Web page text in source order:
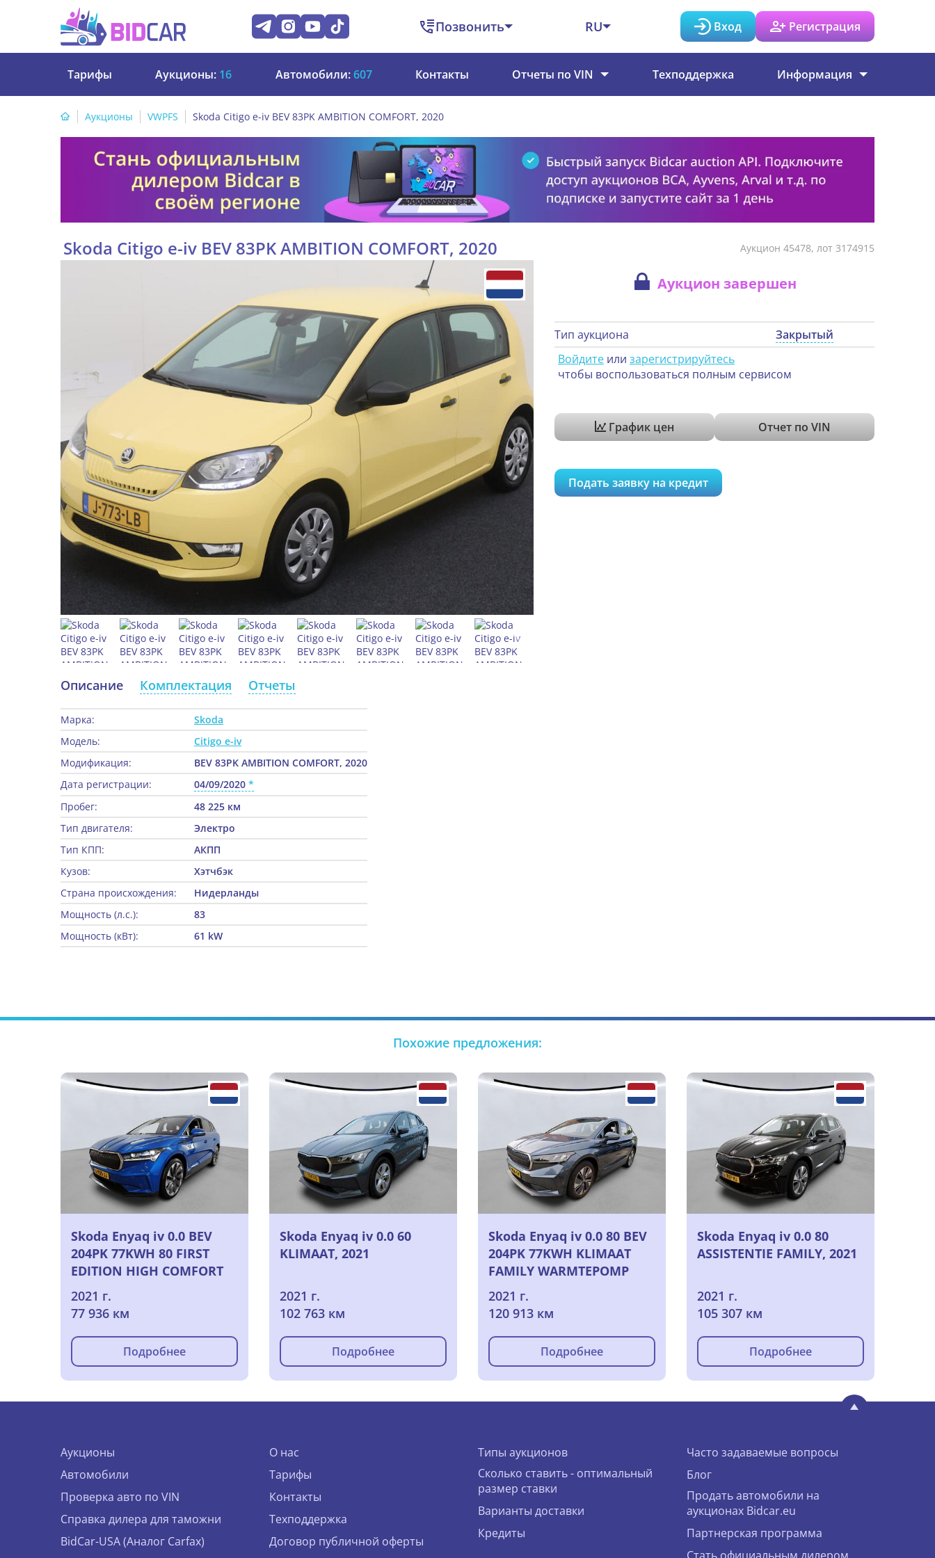
Позвонить RU Вход Регистрация
Тарифы Аукционы: 16 Автомобили:607 Контакты Отчеты по VIN Техподдержка Информация
Аукционы VWPFS Skoda Citigo e-iv BEV 83PK AMBITION COMFORT, 2020
Аукцион 45478, лот 3174915
Skoda Citigo e-iv BEV 83PK AMBITION COMFORT, 2020
Аукцион завершен
Тип аукциона
Закрытый
Войдите или зарегистрируйтесь
чтобы воспользоваться полным сервисом
График цен Отчет по VIN
Подать заявку на кредит
Описание Комплектация Отчеты
Марка:
Skoda
Модель:
Citigo e-iv
Модификация:
BEV 83PK AMBITION COMFORT, 2020
Дата регистрации:
04/09/2020
Пробег:
48 225 км
Тип двигателя:
Электро
Тип КПП:
АКПП
Кузов:
Хэтчбэк
Страна происхождения:
Нидерланды
Мощность (л.с.):
83
Мощность (кВт):
61 kW
Похожие предложения:
Skoda Enyaq iv 0.0 BEV
204PK 77KWH 80 FIRST
EDITION HIGH COMFORT
PLUS SPORT, 2021
2021 г.
77 936 км
Подробнее
Skoda Enyaq iv 0.0 60
KLIMAAT, 2021
2021 г.
102 763 км
Подробнее
Skoda Enyaq iv 0.0 80 BEV
204PK 77KWH KLIMAAT
FAMILY WARMTEPOMP
HAAK, 2021
2021 г.
120 913 км
Подробнее
Skoda Enyaq iv 0.0 80
ASSISTENTIE FAMILY, 2021
2021 г.
105 307 км
Подробнее
Аукционы
Автомобили
Проверка авто по VIN
Справка дилера для таможни
BidCar-USA (Аналог Carfax)
О нас
Тарифы
Контакты
Техподдержка
Договор публичной оферты
Типы аукционов
Сколько ставить - оптимальный
размер ставки
Варианты доставки
Кредиты
Часто задаваемые вопросы
Блог
Продать автомобили на
аукционах Bidcar.eu
Партнерская программа